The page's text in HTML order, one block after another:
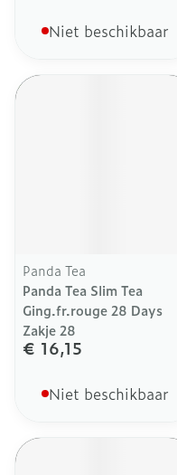
Niet beschikbaar
Panda Tea
Panda Tea Slim Tea
Ging.fr.rouge 28 Days
Zakje 28
€ 16,15
Niet beschikbaar